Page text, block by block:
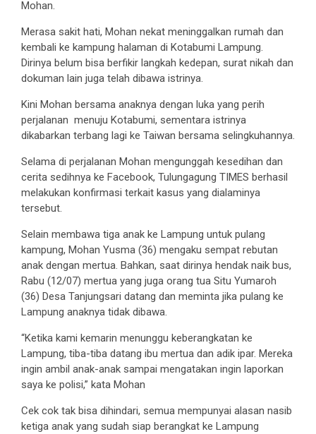
Mohan.
Merasa sakit hati, Mohan nekat meninggalkan rumah dan
kembali ke kampung halaman di Kotabumi Lampung.
Dirinya belum bisa berfikir langkah kedepan, surat nikah dan
dokuman lain juga telah dibawa istrinya.
Kini Mohan bersama anaknya dengan luka yang perih
perjalanan menuju Kotabumi, sementara istrinya
dikabarkan terbang lagi ke Taiwan bersama selingkuhannya.
Selama di perjalanan Mohan mengunggah kesedihan dan
cerita sedihnya ke Facebook, Tulungagung TIMES berhasil
melakukan konfirmasi terkait kasus yang dialaminya
tersebut.
Selain membawa tiga anak ke Lampung untuk pulang
kampung, Mohan Yusma (36) mengaku sempat rebutan
anak dengan mertua. Bahkan, saat dirinya hendak naik bus,
Rabu (12/07) mertua yang juga orang tua Situ Yumaroh
(36) Desa Tanjungsari datang dan meminta jika pulang ke
Lampung anaknya tidak dibawa.
“Ketika kami kemarin menunggu keberangkatan ke
Lampung, tiba-tiba datang ibu mertua dan adik ipar. Mereka
ingin ambil anak-anak sampai mengatakan ingin laporkan
saya ke polisi,” kata Mohan
Cek cok tak bisa dihindari, semua mempunyai alasan nasib
ketiga anak yang sudah siap berangkat ke Lampung